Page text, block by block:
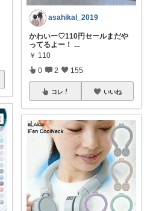
asahikal_2019
かわいー♡110円セールまだや
ってるよー！ ...
￥ 110
0 2 155
コレ いいね